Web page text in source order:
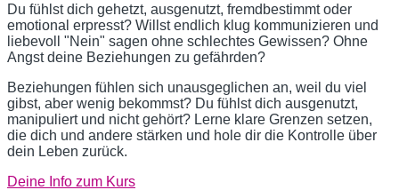
Du fühlst dich gehetzt, ausgenutzt, fremdbestimmt oder
emotional erpresst? Willst endlich klug kommunizieren und
liebevoll "Nein" sagen ohne schlechtes Gewissen? Ohne
Angst deine Beziehungen zu gefährden?
Beziehungen fühlen sich unausgeglichen an, weil du viel
gibst, aber wenig bekommst? Du fühlst dich ausgenutzt,
manipuliert und nicht gehört? Lerne klare Grenzen setzen,
die dich und andere stärken und hole dir die Kontrolle über
dein Leben zurück.
Deine Info zum Kurs